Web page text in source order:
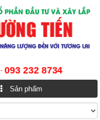
-093 232 8734
Sản phẩm